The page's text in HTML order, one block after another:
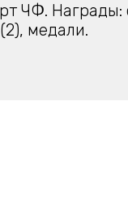
ЧФ.
медали.